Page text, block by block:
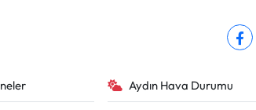
Aydın Hava Durumu